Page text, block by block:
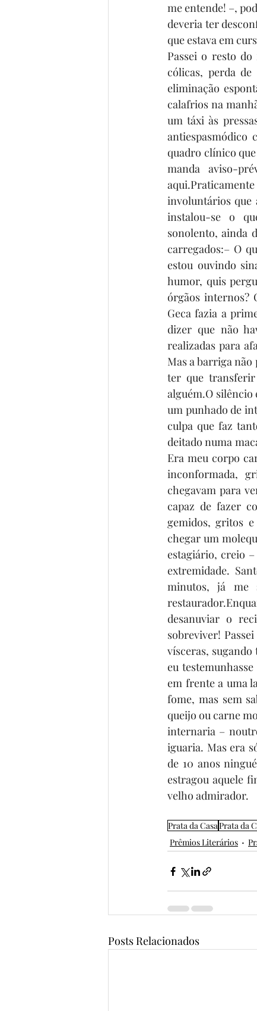
me entende! –,
deveria ter
que estava em
Passei o resto
cólicas, perda
eliminação
calafrios na
um táxi às
antiespasmódico
quadro clínico
manda aviso-
involuntários que
instalou-se o
sonolento, ainda
carregados:– O
estou ouvindo
humor, quis
órgãos internos?
Geca fazia a
dizer que não
realizadas para
Mas a barriga não
ter que
alguém.O silêncio
um punhado de
culpa que faz
deitado numa
Era meu corpo
inconformada,
chegavam para
capaz de fazer
gemidos, gritos
chegar um
estagiário, creio
extremidade.
minutos, já me
desanuviar o
sobreviver!
vísceras,
eu
em frente a uma
fome, mas sem
queijo ou carne
internaria –
iguaria. Mas era
de 10 anos
estragou aquele
velho admirador.
Prata da CasaPrata da
Prêmios Literários
Posts Relacionados